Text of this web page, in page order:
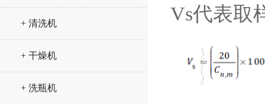
+ 清洗机
+ 干燥机
+ 洗瓶机
Vs代表取